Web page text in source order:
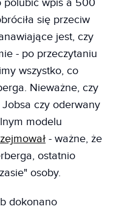
polubić wpis a 500
się przeciw
jest, czy
- po przeczytaniu
wszystko, co
Nieważne, czy
czy oderwany
modelu
- ważne, że
ostatnio
osoby.
dokonano